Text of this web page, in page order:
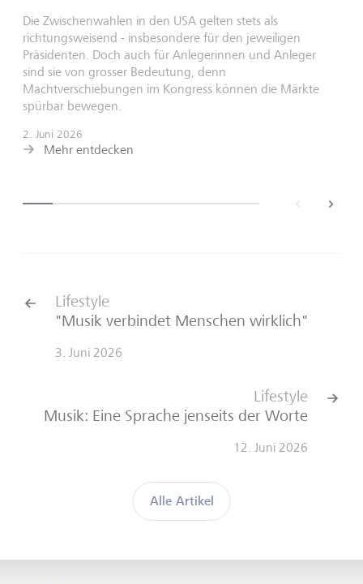
Die Zwischenwahlen in den USA gelten stets als
richtungsweisend - insbesondere für den jeweiligen
Präsidenten. Doch auch für Anlegerinnen und Anleger
sind sie von grosser Bedeutung, denn
Machtverschiebungen im Kongress können die Märkte
spürbar bewegen.
2. Juni 2026
Mehr entdecken
next
Lifestyle
"Musik verbindet Menschen wirklich"
3. Juni 2026
Alle Artikel
Lifestyle
Musik: Eine Sprache jenseits der Worte
12. Juni 2026